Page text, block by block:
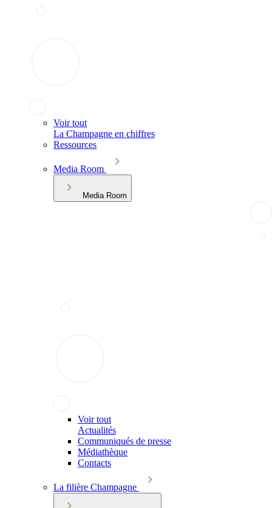
Voir tout
La Champagne en chiffres
Ressources
Media Room
Media Room
Voir tout
Actualités
Communiqués de presse
Médiathèque
Contacts
La filière Champagne